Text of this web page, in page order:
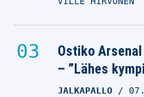
Ostiko
– ”Lähes
JALKAPALLO